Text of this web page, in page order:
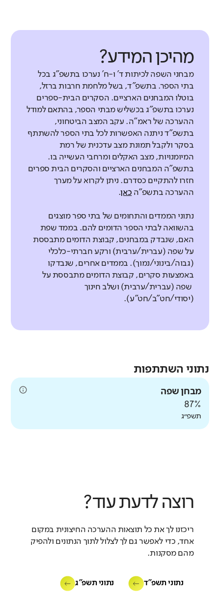
מהיכן המידע?
מבחני השפה לכיתות ד' ו-ח' נערכו בתשפ"ג בכל
בתי הספר. בתשפ"ד, בשל מלחמת חרבות ברזל,
בוטלו המבחנים הארציים. הסקרים הבית-ספרים
נערכו בתשפ"ג בכשליש מבתי הספר, בהתאם למודל
ההערכה של ראמ"ה. עקב המצב הביטחוני,
בתשפ"ד ניתנה האפשרות לכל בתי הספר להשתתף
בסקר ולקבל תמונת מצב עדכנית של רמת
המיומנויות, מצב האקלים ומרחבי העשייה בו.
בתשפ"ה המבחנים הארציים והסקרים הבית ספרים
חזרו להתקיים כסדרם. ניתן לקרוא על מערך
ההערכה בתשפ"ה כאן.
נתוני הממדים והתחומים של בתי ספר מוצגים
בהשוואה לבתי הספר הדומים להם. בממד שפת
האם, שנבדק במבחנים, קבוצת הדומים מתבססת
על שפה (עברית/ערבית) ורקע חברתי-כלכלי
(גבוה/בינוני/נמוך). בממדים אחרים, שנבדקו
באמצעות סקרים, קבוצת הדומים מתבססת על
שפה (עברית/ערבית) ושלב חינוך
(יסודי/חט"ב/חט"ע).
נתוני השתתפות
מבחן שפה
87%
תשפ״ג
רוצה לדעת עוד?
ריכזנו לך את כל תוצאות ההערכה החיצונית במקום
אחד, כדי לאפשר גם לך לצלול לתוך הנתונים ולהפיק
מהם מסקנות.
נתוני תשפ"ד נתוני תשפ"ג